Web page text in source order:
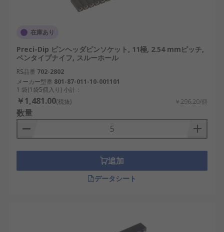
まで対応する幅広いSILソケットを卸売価格で取り
用意しています。配送については、
在庫あり
Preci-Dip ピンヘッダピンソケット, 11極, 2.54 mmピッチ,
ペンタイプナイフ, スルーホール
RS品番 702-2802
メーカー型番 801-87-011-10-001101
1 袋(1袋5個入り) 小計：
￥1,481.00(税抜) ￥296.20/個
数量
追加
データシート